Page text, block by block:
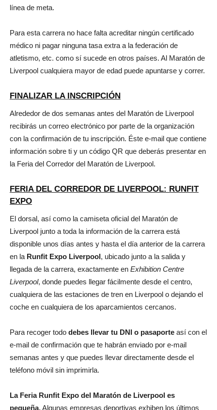
línea de meta.
Para esta carrera no hace falta acreditar ningún certificado
médico ni pagar ninguna tasa extra a la federación de
atletismo, etc. como sí sucede en otros países. Al Maratón de
Liverpool cualquiera mayor de edad puede apuntarse y correr.
FINALIZAR LA INSCRIPCIÓN
Alrededor de dos semanas antes del Maratón de Liverpool
recibirás un correo electrónico por parte de la organización
con la confirmación de tu inscripción. Éste e-mail que contiene
información sobre ti y un código QR que deberás presentar en
la Feria del Corredor del Maratón de Liverpool.
FERIA DEL CORREDOR DE LIVERPOOL: RUNFIT
EXPO
El dorsal, así como la camiseta oficial del Maratón de
Liverpool junto a toda la información de la carrera está
disponible unos días antes y hasta el día anterior de la carrera
en la Runfit Expo Liverpool, ubicado junto a la salida y
llegada de la carrera, exactamente en Exhibition Centre
Liverpool, donde puedes llegar fácilmente desde el centro,
cualquiera de las estaciones de tren en Liverpool o dejando el
coche en cualquiera de los aparcamientos cercanos.
Para recoger todo debes llevar tu DNI o pasaporte así con el
e-mail de confirmación que te habrán enviado por e-mail
semanas antes y que puedes llevar directamente desde el
teléfono móvil sin imprimirla.
La Feria Runfit Expo del Maratón de Liverpool es
pequeña.Algunas empresas deportivas exhiben los últimos